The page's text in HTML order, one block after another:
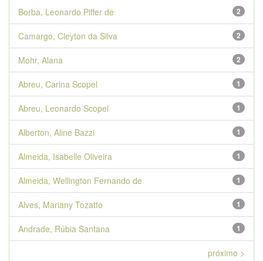
2
Borba, Leonardo Piffer de
2
Camargo, Cleyton da Silva
2
Mohr, Alana
1
Abreu, Carina Scopel
1
Abreu, Leonardo Scopel
1
Alberton, Aline Bazzi
1
Almeida, Isabelle Oliveira
1
Almeida, Wellington Fernando de
1
Alves, Mariany Tozatto
1
Andrade, Rúbia Santana
próximo >